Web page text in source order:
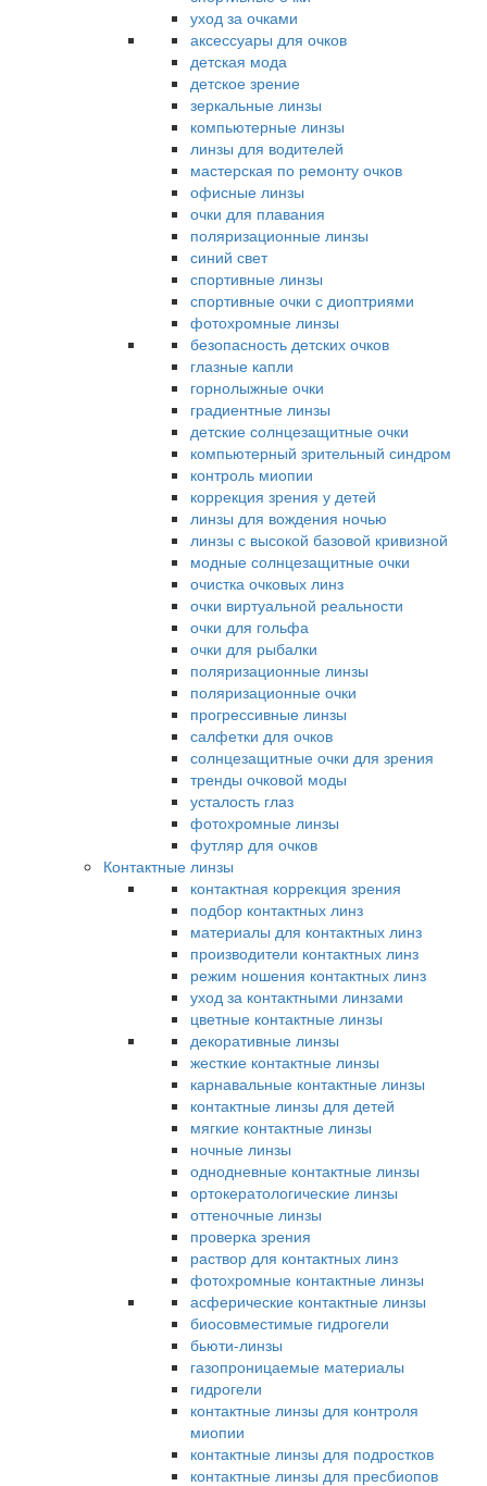
уход за очками
аксессуары для очков
детская мода
детское зрение
зеркальные линзы
компьютерные линзы
линзы для водителей
мастерская по ремонту очков
офисные линзы
очки для плавания
поляризационные линзы
синий свет
спортивные линзы
спортивные очки с диоптриями
фотохромные линзы
безопасность детских очков
глазные капли
горнолыжные очки
градиентные линзы
детские солнцезащитные очки
компьютерный зрительный синдром
контроль миопии
коррекция зрения у детей
линзы для вождения ночью
линзы с высокой базовой кривизной
модные солнцезащитные очки
очистка очковых линз
очки виртуальной реальности
очки для гольфа
очки для рыбалки
поляризационные линзы
поляризационные очки
прогрессивные линзы
салфетки для очков
солнцезащитные очки для зрения
тренды очковой моды
усталость глаз
фотохромные линзы
футляр для очков
Контактные линзы
контактная коррекция зрения
подбор контактных линз
материалы для контактных линз
производители контактных линз
режим ношения контактных линз
уход за контактными линзами
цветные контактные линзы
декоративные линзы
жесткие контактные линзы
карнавальные контактные линзы
контактные линзы для детей
мягкие контактные линзы
ночные линзы
однодневные контактные линзы
ортокератологические линзы
оттеночные линзы
проверка зрения
раствор для контактных линз
фотохромные контактные линзы
асферические контактные линзы
биосовместимые гидрогели
бьюти-линзы
газопроницаемые материалы
гидрогели
контактные линзы для контроля
миопии
контактные линзы для подростков
контактные линзы для пресбиопов